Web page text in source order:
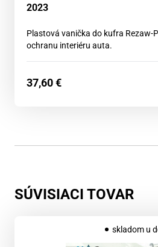
2023
Plastová vanička do kufra Rezaw-
ochranu interiéru auta.
37,60€
SÚVISIACI TOVAR
skladom u